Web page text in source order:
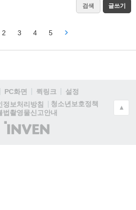
검색 글쓰기
2 3 4 5
PC화면 퀵링크
설정
정보처리방침
청소년보호정책
법촬영물신고안내
(주)
인
▲